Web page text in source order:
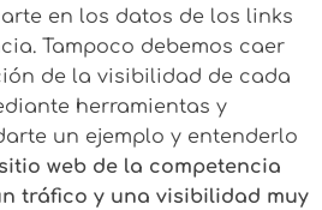
en los datos de los links
Tampoco debemos caer
de la visibilidad de cada
herramientas y
un ejemplo y entenderlo
web de la competencia
tráfico y una visibilidad muy